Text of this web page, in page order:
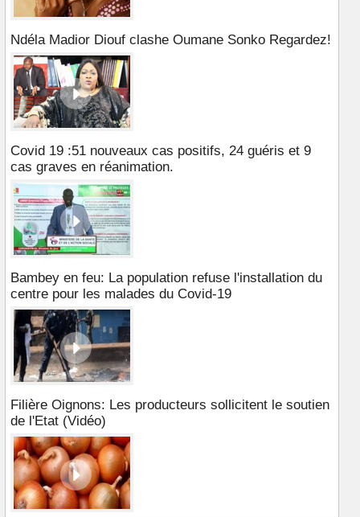
Ndéla Madior Diouf clashe Oumane Sonko Regardez!
Covid 19 :51 nouveaux cas positifs, 24 guéris et 9
cas graves en réanimation.
Bambey en feu: La population refuse l'installation du
centre pour les malades du Covid-19
Filière Oignons: Les producteurs sollicitent le soutien
de l'Etat (Vidéo)